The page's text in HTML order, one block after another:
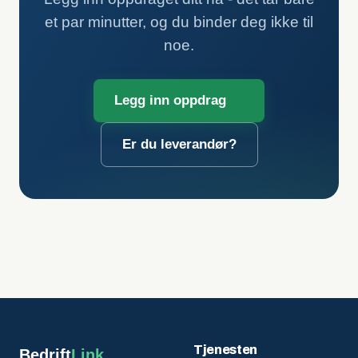
et par minutter, og du binder deg ikke til
noe.
Legg inn oppdrag
Er du leverandør?
Tjenesten